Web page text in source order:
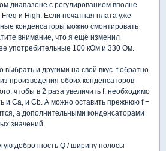
диапазоне с регулированием вполне
и High. Если печатная плата уже
конденсаторы можно смонтировать
внимание, что я ещё изменил
употребительные 100 кОм и 330 Ом.
и другими на свой вкус. f обратно
произведения обоих конденсаторов
чтобы в 2 раза увеличить f, необходимо
и Ca, и Cb. А можно оставить прежнюю f =
а дополнительными конденсаторами
значений.
добротность Q / ширину полосы